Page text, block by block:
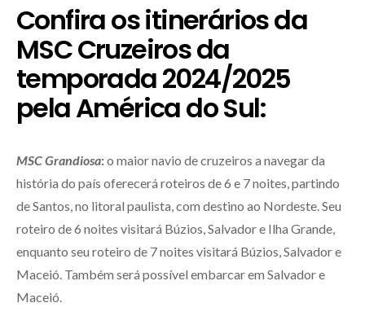
Confira os itinerários da
MSC Cruzeiros da
temporada 2024/2025
pela América do Sul:
MSC Grandiosa:o maior navio de cruzeiros a navegar da
história do país oferecerá roteiros de 6 e 7 noites, partindo
de Santos, no litoral paulista, com destino ao Nordeste. Seu
roteiro de 6 noites visitará Búzios, Salvador e Ilha Grande,
enquanto seu roteiro de 7 noites visitará Búzios, Salvador e
Maceió. Também será possível embarcar em Salvador e
Maceió.